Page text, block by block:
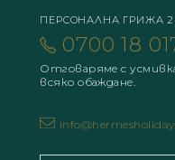
ПЕРСОНАЛНА ГРИЖА
0700 18
Отговаряме с
всяко обаждане.